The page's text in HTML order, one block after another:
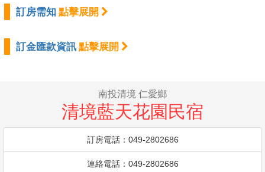
訂房需知 點擊展開
訂金匯款資訊 點擊展開
南投清境 仁愛鄉
清境藍天花園民宿
訂房電話：049-2802686
連絡電話：049-2802686